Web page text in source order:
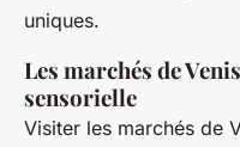
uniques.
Les marchés de
sensorielle
Visiter les marchés de